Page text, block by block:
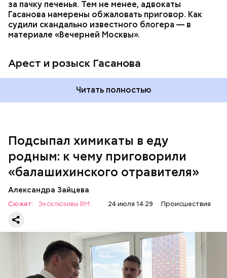
за пачку печенья. Тем не менее, адвокаты
Гасанова намерены обжаловать приговор. Как
судили скандально известного блогера — в
материале «Вечерней Москвы».
Арест и розыск Гасанова
Читать полностью
Подсыпал химикаты в еду
родным: к чему приговорили
«балашихинского отравителя»
Александра Зайцева
Сюжет: Эксклюзивы ВМ 24 июля 14:29 Происшествия
Play
Video
Началось расследование. В квартире потерпевших
Также отравленную пищу ела его младшая сестра.